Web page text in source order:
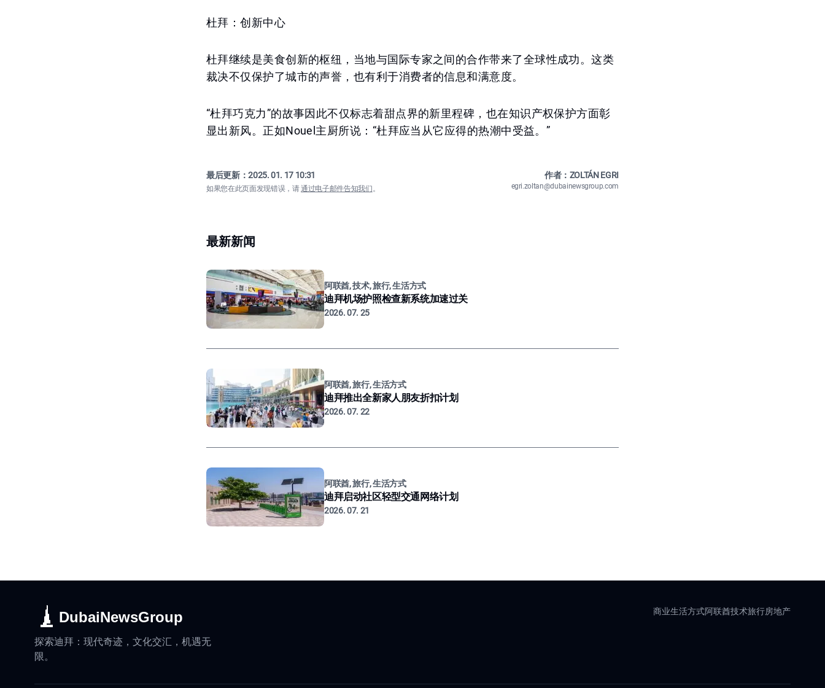
杜拜：创新中心
杜拜继续是美食创新的枢纽，当地与国际专家之间的合作带来了全球性成功。这类
裁决不仅保护了城市的声誉，也有利于消费者的信息和满意度。
“杜拜巧克力”的故事因此不仅标志着甜点界的新里程碑，也在知识产权保护方面彰
显出新风。正如Nouel主厨所说：“杜拜应当从它应得的热潮中受益。”
最后更新：2025. 01. 17 10:31
如果您在此页面发现错误，请通过电子邮件告知我们。
作者：ZOLTÁN EGRI
egri.zoltan@dubainewsgroup.com
最新新闻
阿联酋, 技术, 旅行, 生活方式
迪拜机场护照检查新系统加速过关
2026. 07. 25
阿联酋, 旅行, 生活方式
迪拜推出全新家人朋友折扣计划
2026. 07. 22
阿联酋, 旅行, 生活方式
迪拜启动社区轻型交通网络计划
2026. 07. 21
DubaiNewsGroup
探索迪拜：现代奇迹，文化交汇，机遇无
限。
商业生活方式阿联酋技术旅行房地产